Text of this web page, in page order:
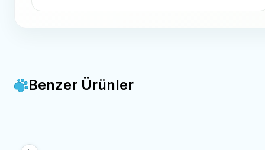
Benzer Ürünler
100,00